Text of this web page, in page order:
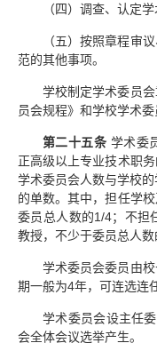
（四）调查、认定学
（五）按照章程审
范的其他事项。
学校制定学术委员
员会规程》和学校学术委
第二十五条 学术委
正高级以上专业技术职
学术委员会人数与学校
的单数。其中，担任学
委员总人数的1/4；不担
教授，不少于委员总人数
学术委员会委员由
期一般为4年，可连选连
学术委员会设主任
会全体会议选举产生。